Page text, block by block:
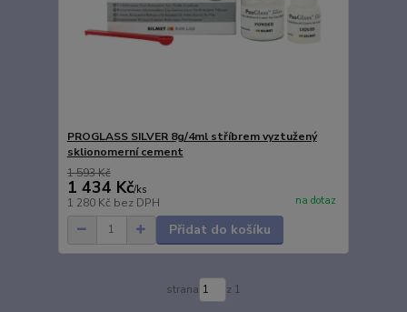
PROGLASS SILVER 8g/4ml stříbrem vyztužený
sklionomerní cement
1 593 Kč
1 434 Kč/ks
1 280 Kč bez DPH na dotaz
Přidat do košíku
strana z 1